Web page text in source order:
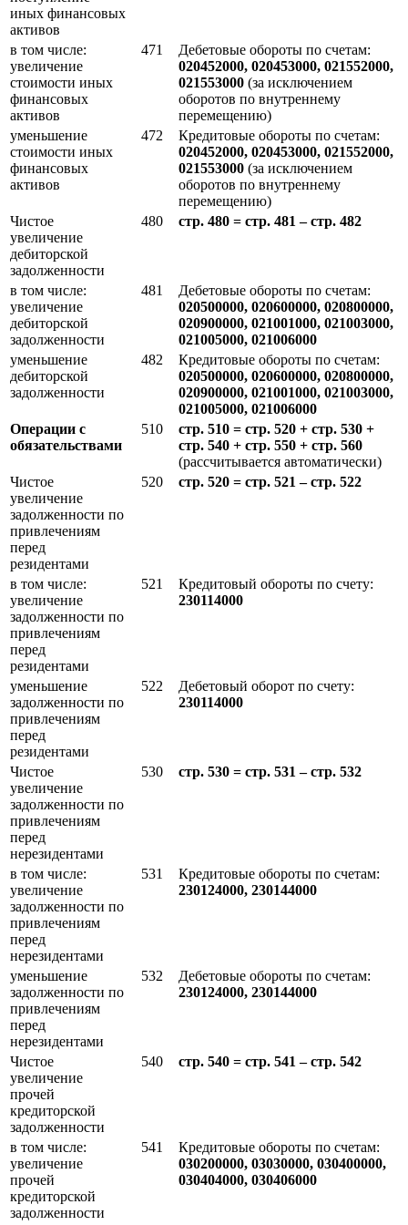
иных финансовых
активов
в том числе:
увеличение
стоимости иных
финансовых
активов
471
Дебетовые обороты по счетам:
020452000, 020453000, 021552000,
021553000 (за исключением
оборотов по внутреннему
перемещению)
уменьшение
стоимости иных
финансовых
активов
472
Кредитовые обороты по счетам:
020452000, 020453000, 021552000,
021553000 (за исключением
оборотов по внутреннему
перемещению)
Чистое
увеличение
дебиторской
задолженности
480 стр. 480 = стр. 481 – стр. 482
в том числе:
увеличение
дебиторской
задолженности
481
Дебетовые обороты по счетам:
020500000, 020600000, 020800000,
020900000, 021001000, 021003000,
021005000, 021006000
уменьшение
дебиторской
задолженности
482
Кредитовые обороты по счетам:
020500000, 020600000, 020800000,
020900000, 021001000, 021003000,
021005000, 021006000
Операции с
обязательствами
510
стр. 510 = стр. 520 + стр. 530 +
стр. 540 + стр. 550 + стр. 560
(рассчитывается автоматически)
Чистое
увеличение
задолженности по
привлечениям
перед
резидентами
520 стр. 520 = стр. 521 – стр. 522
в том числе:
увеличение
задолженности по
привлечениям
перед
резидентами
521
Кредитовый обороты по счету:
230114000
уменьшение
задолженности по
привлечениям
перед
резидентами
522
Дебетовый оборот по счету:
230114000
Чистое
увеличение
задолженности по
привлечениям
перед
нерезидентами
530 стр. 530 = стр. 531 – стр. 532
в том числе:
увеличение
задолженности по
привлечениям
перед
нерезидентами
531
Кредитовые обороты по счетам:
230124000, 230144000
уменьшение
задолженности по
привлечениям
перед
нерезидентами
532
Дебетовые обороты по счетам:
230124000, 230144000
Чистое
увеличение
прочей
кредиторской
задолженности
540 стр. 540 = стр. 541 – стр. 542
в том числе:
увеличение
прочей
кредиторской
задолженности
541
Кредитовые обороты по счетам:
030200000, 03030000, 030400000,
030404000, 030406000